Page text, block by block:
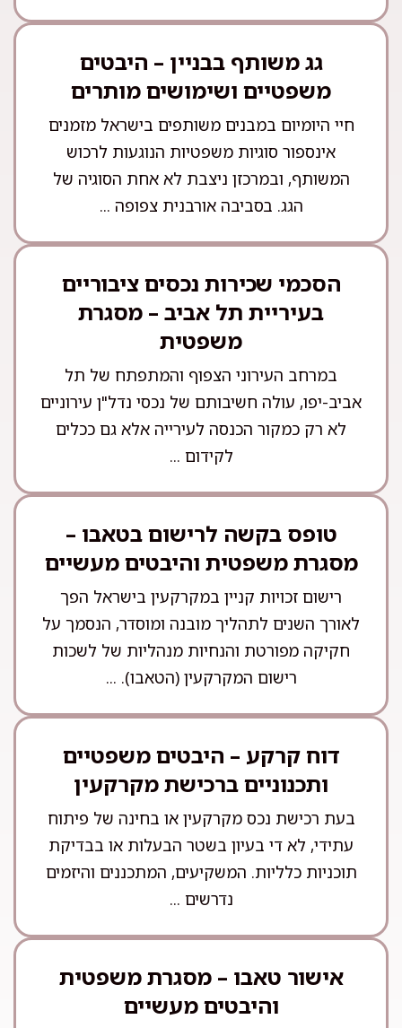
גג משותף בבניין – היבטים
משפטיים ושימושים מותרים
חיי היומיום במבנים משותפים בישראל מזמנים
אינספור סוגיות משפטיות הנוגעות לרכוש
המשותף, ובמרכזן ניצבת לא אחת הסוגיה של
הגג. בסביבה אורבנית צפופה ...
הסכמי שכירות נכסים ציבוריים
בעיריית תל אביב – מסגרת
משפטית
במרחב העירוני הצפוף והמתפתח של תל
אביב-יפו, עולה חשיבותם של נכסי נדל"ן עירוניים
לא רק כמקור הכנסה לעירייה אלא גם ככלים
לקידום ...
טופס בקשה לרישום בטאבו –
מסגרת משפטית והיבטים מעשיים
רישום זכויות קניין במקרקעין בישראל הפך
לאורך השנים לתהליך מובנה ומוסדר, הנסמך על
חקיקה מפורטת והנחיות מנהליות של לשכות
רישום המקרקעין (הטאבו). ...
דוח קרקע – היבטים משפטיים
ותכנוניים ברכישת מקרקעין
בעת רכישת נכס מקרקעין או בחינה של פיתוח
עתידי, לא די בעיון בשטר הבעלות או בבדיקת
תוכניות כלליות. המשקיעים, המתכננים והיזמים
נדרשים ...
אישור טאבו – מסגרת משפטית
והיבטים מעשיים